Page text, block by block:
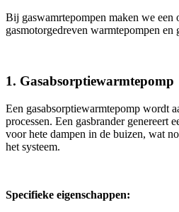
Bij gaswamrtepompen maken we een
gasmotorgedreven warmtepompen en
1. Gasabsorptiewarmtepomp
Een gasabsorptiewarmtepomp wordt
processen. Een gasbrander genereert
voor hete dampen in de buizen, wat
het systeem.
Specifieke eigenschappen: